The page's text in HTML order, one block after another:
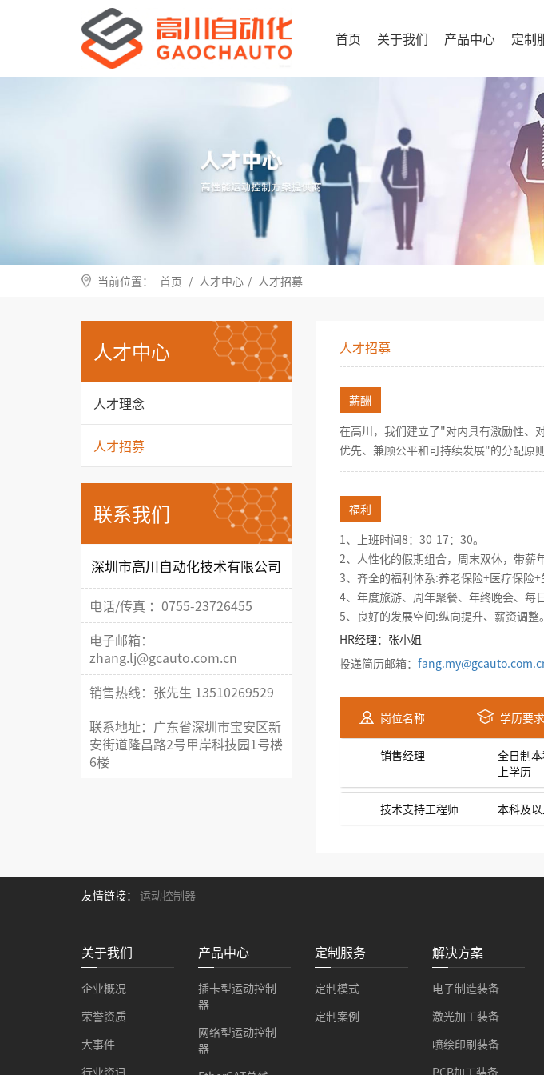
首页 关于我们 产品中心 定制
当前位置： 首页 / 人才中心 / 人才招募
人才中心
人才理念
人才招募
联系我们
深圳市高川自动化技术有限公司
电话/传真 ：0755-23726455
电子邮箱：
zhang.lj@gcauto.com.cn
销售热线：张先生 13510269529
联系地址：广东省深圳市宝安区新
安街道隆昌路2号甲岸科技园1号楼
6楼
人才招募
薪酬
在高川，我们建立了"对内具有激励性、
优先、兼顾公平和可持续发展"的分配原
福利
1、上班时间8：30-17：30。
2、人性化的假期组合，周末双休，带薪
3、齐全的福利体系:养老保险+医疗保险
4、年度旅游、周年聚餐、年终晚会、每
5、良好的发展空间:纵向提升、薪资调整。
HR经理：张小姐
投递简历邮箱：
岗位名称 学历要求
销售经理
全日制
上学历
技术支持工程师 本科及
友情链接： 运动控制器
关于我们
企业概况
荣誉资质
大事件
行业资讯
产品中心
插卡型运动控制
器
网络型运动控制
器
定制服务
定制模式
定制案例
解决方案
电子制造装备
激光加工装备
喷绘印刷装备
PCB加工装备